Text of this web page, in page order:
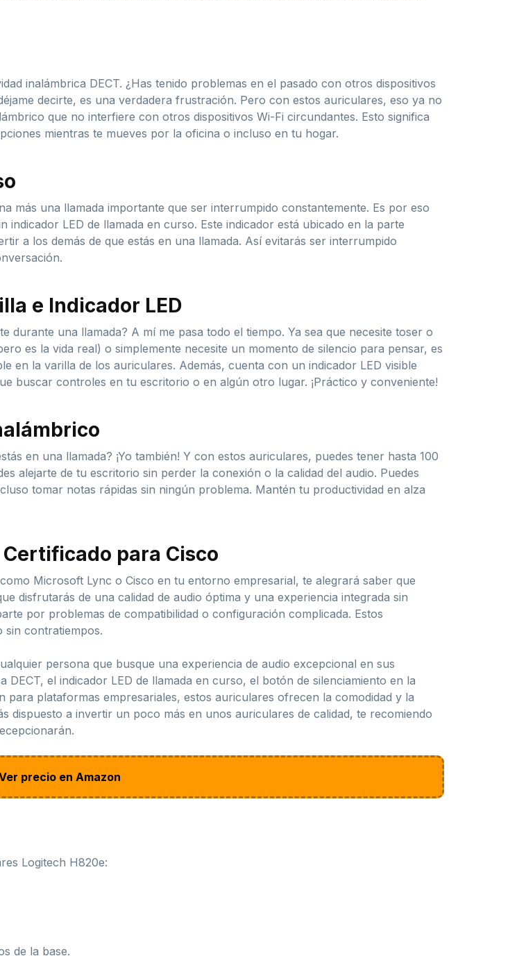
inalámbrica DECT. ¿Has tenido problemas en el pasado con otros dispositivos
decirte, es una verdadera frustración. Pero con estos auriculares, eso ya no
que no interfiere con otros dispositivos Wi-Fi circundantes. Esto significa
mientras te mueves por la oficina o incluso en tu hogar.
más una llamada importante que ser interrumpido constantemente. Es por eso
LED de llamada en curso. Este indicador está ubicado en la parte
a los demás de que estás en una llamada. Así evitarás ser interrumpido
e Indicador LED
durante una llamada? A mí me pasa todo el tiempo. Ya sea que necesite toser o
es la vida real) o simplemente necesite un momento de silencio para pensar, es
en la varilla de los auriculares. Además, cuenta con un indicador LED visible
buscar controles en tu escritorio o en algún otro lugar. ¡Práctico y conveniente!
en una llamada? ¡Yo también! Y con estos auriculares, puedes tener hasta 100
alejarte de tu escritorio sin perder la conexión o la calidad del audio. Puedes
tomar notas rápidas sin ningún problema. Mantén tu productividad en alza
para Cisco
Microsoft Lync o Cisco en tu entorno empresarial, te alegrará saber que
disfrutarás de una calidad de audio óptima y una experiencia integrada sin
por problemas de compatibilidad o configuración complicada. Estos
sin contratiempos.
persona que busque una experiencia de audio excepcional en sus
el indicador LED de llamada en curso, el botón de silenciamiento en la
plataformas empresariales, estos auriculares ofrecen la comodidad y la
dispuesto a invertir un poco más en unos auriculares de calidad, te recomiendo
precio en Amazon
Logitech H820e:
de la base.